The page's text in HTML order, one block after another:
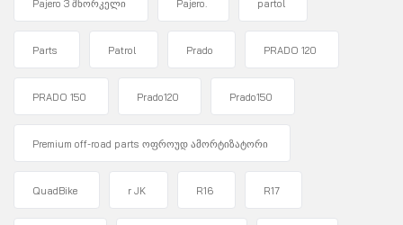
Pajero 3 შნორკელი Pajero. partol
Parts Patrol Prado PRADO 120
PRADO 150 Prado120 Prado150
Premium off-road parts ოფროუდ ამორტიზატორი
QuadBike r JK R16 R17